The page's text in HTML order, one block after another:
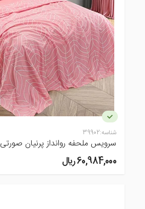
شناسه:39902
سرویس ملحفه روانداز پرنیان صورتی
60,984,000 ريال